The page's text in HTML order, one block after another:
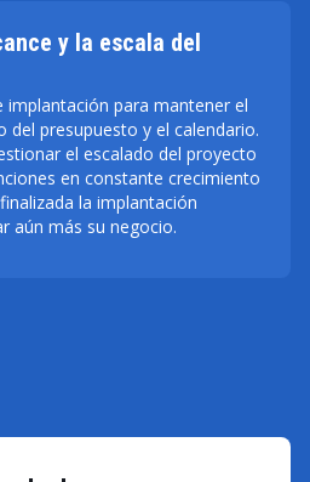
y la escala del
implantación para mantener el
del presupuesto y el calendario.
el escalado del proyecto
en constante crecimiento
la implantación
aún más su negocio.